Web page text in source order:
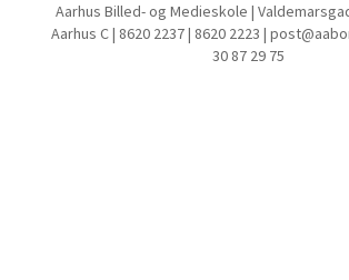
Aarhus Billed- og Medieskole |
Aarhus C | 8620 2237 | 8620 2223 |
30 87 29 75